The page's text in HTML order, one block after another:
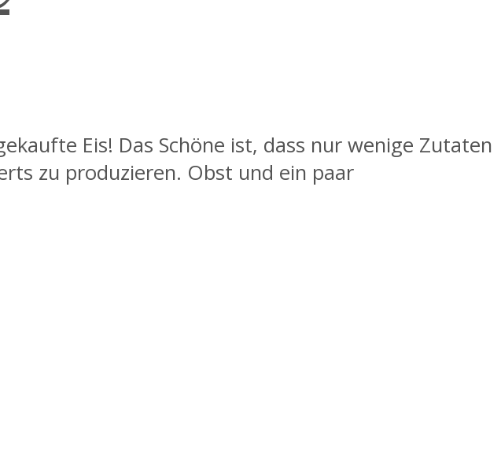
Eis! Das Schöne ist, dass nur wenige Zutaten
zu produzieren. Obst und ein paar